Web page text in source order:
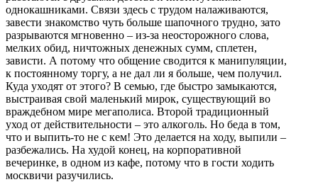
однокашниками. Связи здесь с трудом налаживаются,
завести знакомство чуть больше шапочного трудно, зато
разрываются мгновенно – из-за неосторожного слова,
мелких обид, ничтожных денежных сумм, сплетен,
зависти. А потому что общение сводится к манипуляции,
к постоянному торгу, а не дал ли я больше, чем получил.
Куда уходят от этого? В семью, где быстро замыкаются,
выстраивая свой маленький мирок, существующий во
враждебном мире мегаполиса. Второй традиционный
уход от действительности – это алкоголь. Но беда в том,
что и выпить-то не с кем! Это делается на ходу, выпили –
разбежались. На худой конец, на корпоративной
вечеринке, в одном из кафе, потому что в гости ходить
москвичи разучились.